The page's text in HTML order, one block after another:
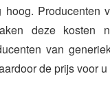
hoog. Producenten
deze kosten
van
de prijs voor